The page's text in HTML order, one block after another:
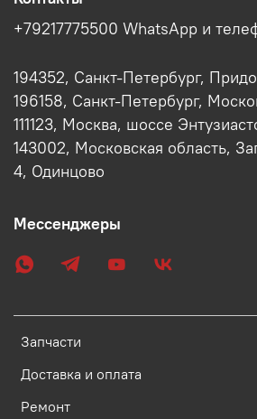
Запчасти
Доставка и оплата
Ремонт
+79217775500 WhatsApp и
194352, Санкт-Петербург,
196158, Санкт-Петербург,
111123, Москва, шоссе
143002, Московская область,
4, Одинцово
Мессенджеры